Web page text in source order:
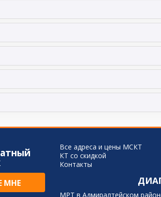
МНЕ
Все адреса и цены МСКТ
КТ со скидкой
Контакты
МРТ в Адмиралтейском